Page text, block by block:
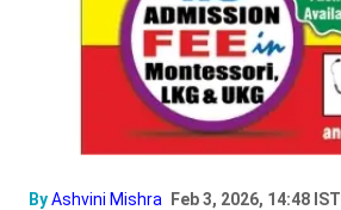
ByAshvini Mishra Feb 3, 2026, 14:48 IST